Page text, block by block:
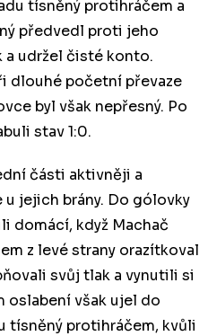
tísněný protihráčem a
předvedl proti jeho
a udržel čisté konto.
dlouhé početní převaze
byl však nepřesný. Po
stav 1:0.
části aktivněji a
jejich brány. Do gólovky
domácí, když Machač
z levé strany orazítkoval
svůj tlak a vynutili si
oslabení však ujel do
tísněný protihráčem, kvůli